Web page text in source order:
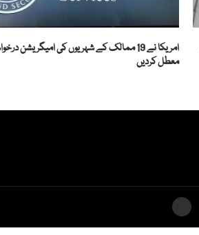
امریکا نے 19 ممالک کے شہریوں کی امیگریشن
معطل کردیں